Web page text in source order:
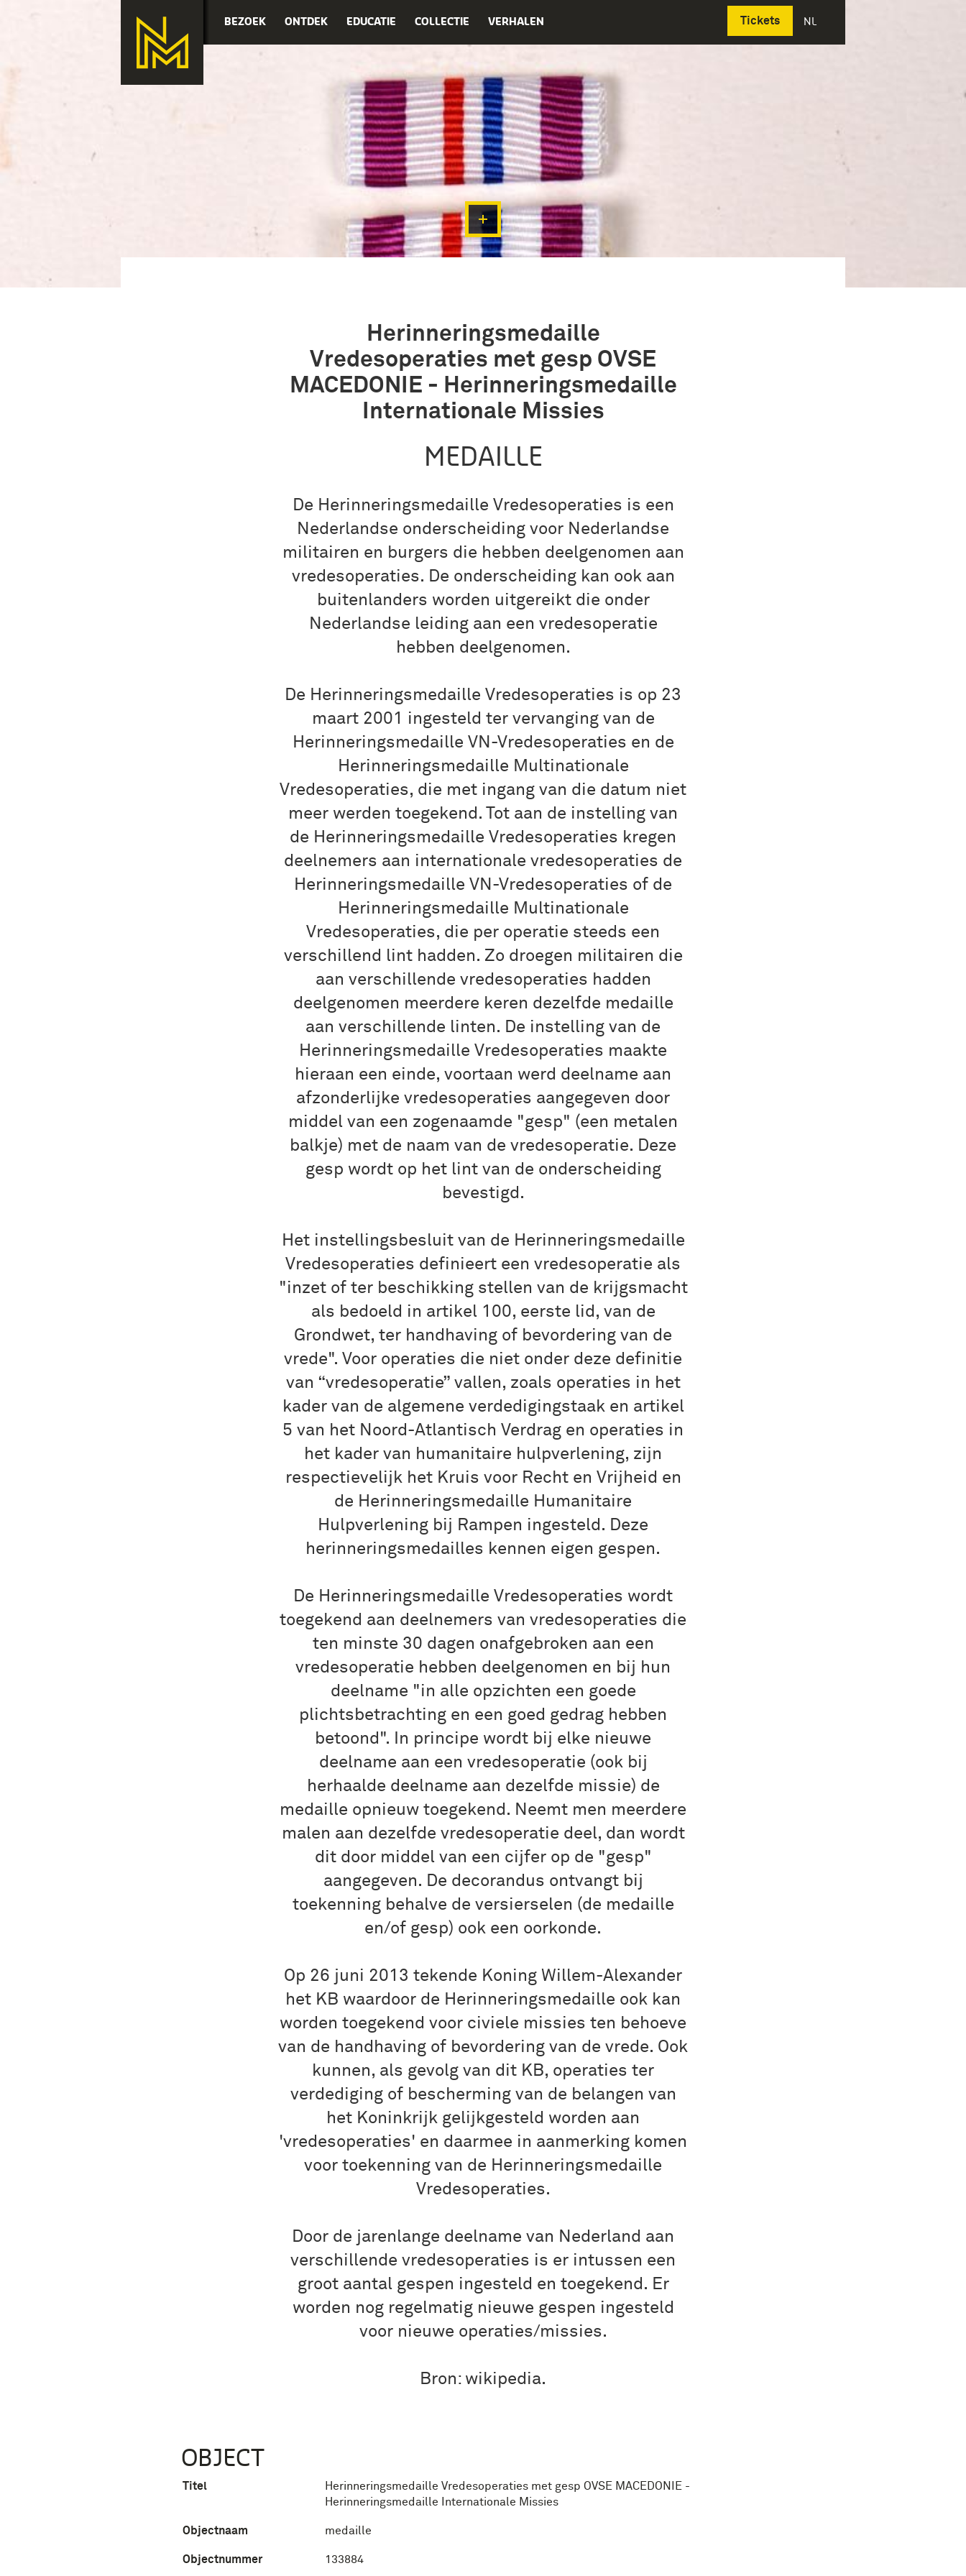
BEZOEK ONTDEK EDUCATIE COLLECTIE VERHALEN Tickets NL
Deutsch
Herinneringsmedaille
Vredesoperaties met gesp OVSE
MACEDONIE - Herinneringsmedaille
Internationale Missies
MEDAILLE
De Herinneringsmedaille Vredesoperaties is een
Nederlandse onderscheiding voor Nederlandse
militairen en burgers die hebben deelgenomen aan
vredesoperaties. De onderscheiding kan ook aan
buitenlanders worden uitgereikt die onder
Nederlandse leiding aan een vredesoperatie
hebben deelgenomen.
De Herinneringsmedaille Vredesoperaties is op 23
maart 2001 ingesteld ter vervanging van de
Herinneringsmedaille VN-Vredesoperaties en de
Herinneringsmedaille Multinationale
Vredesoperaties, die met ingang van die datum niet
meer werden toegekend. Tot aan de instelling van
de Herinneringsmedaille Vredesoperaties kregen
deelnemers aan internationale vredesoperaties de
Herinneringsmedaille VN-Vredesoperaties of de
Herinneringsmedaille Multinationale
Vredesoperaties, die per operatie steeds een
verschillend lint hadden. Zo droegen militairen die
aan verschillende vredesoperaties hadden
deelgenomen meerdere keren dezelfde medaille
aan verschillende linten. De instelling van de
Herinneringsmedaille Vredesoperaties maakte
hieraan een einde, voortaan werd deelname aan
afzonderlijke vredesoperaties aangegeven door
middel van een zogenaamde "gesp" (een metalen
balkje) met de naam van de vredesoperatie. Deze
gesp wordt op het lint van de onderscheiding
bevestigd.
Het instellingsbesluit van de Herinneringsmedaille
Vredesoperaties definieert een vredesoperatie als
"inzet of ter beschikking stellen van de krijgsmacht
als bedoeld in artikel 100, eerste lid, van de
Grondwet, ter handhaving of bevordering van de
vrede". Voor operaties die niet onder deze definitie
van “vredesoperatie” vallen, zoals operaties in het
kader van de algemene verdedigingstaak en artikel
5 van het Noord-Atlantisch Verdrag en operaties in
het kader van humanitaire hulpverlening, zijn
respectievelijk het Kruis voor Recht en Vrijheid en
de Herinneringsmedaille Humanitaire
Hulpverlening bij Rampen ingesteld. Deze
herinneringsmedailles kennen eigen gespen.
De Herinneringsmedaille Vredesoperaties wordt
toegekend aan deelnemers van vredesoperaties die
ten minste 30 dagen onafgebroken aan een
vredesoperatie hebben deelgenomen en bij hun
deelname "in alle opzichten een goede
plichtsbetrachting en een goed gedrag hebben
betoond". In principe wordt bij elke nieuwe
deelname aan een vredesoperatie (ook bij
herhaalde deelname aan dezelfde missie) de
medaille opnieuw toegekend. Neemt men meerdere
malen aan dezelfde vredesoperatie deel, dan wordt
dit door middel van een cijfer op de "gesp"
aangegeven. De decorandus ontvangt bij
toekenning behalve de versierselen (de medaille
en/of gesp) ook een oorkonde.
Op 26 juni 2013 tekende Koning Willem-Alexander
het KB waardoor de Herinneringsmedaille ook kan
worden toegekend voor civiele missies ten behoeve
van de handhaving of bevordering van de vrede. Ook
kunnen, als gevolg van dit KB, operaties ter
verdediging of bescherming van de belangen van
het Koninkrijk gelijkgesteld worden aan
'vredesoperaties' en daarmee in aanmerking komen
voor toekenning van de Herinneringsmedaille
Vredesoperaties.
Door de jarenlange deelname van Nederland aan
verschillende vredesoperaties is er intussen een
groot aantal gespen ingesteld en toegekend. Er
worden nog regelmatig nieuwe gespen ingesteld
voor nieuwe operaties/missies.
Bron: wikipedia.
OBJECT
Titel
Herinneringsmedaille Vredesoperaties met gesp OVSE MACEDONIE -
Herinneringsmedaille Internationale Missies
Objectnaam medaille
Objectnummer 133884